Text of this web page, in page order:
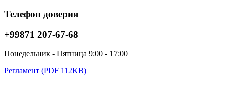
Телефон доверия
+99871 207-67-68
Понедельник - Пятница 9:00 - 17:00
Регламент (PDF 112KB)